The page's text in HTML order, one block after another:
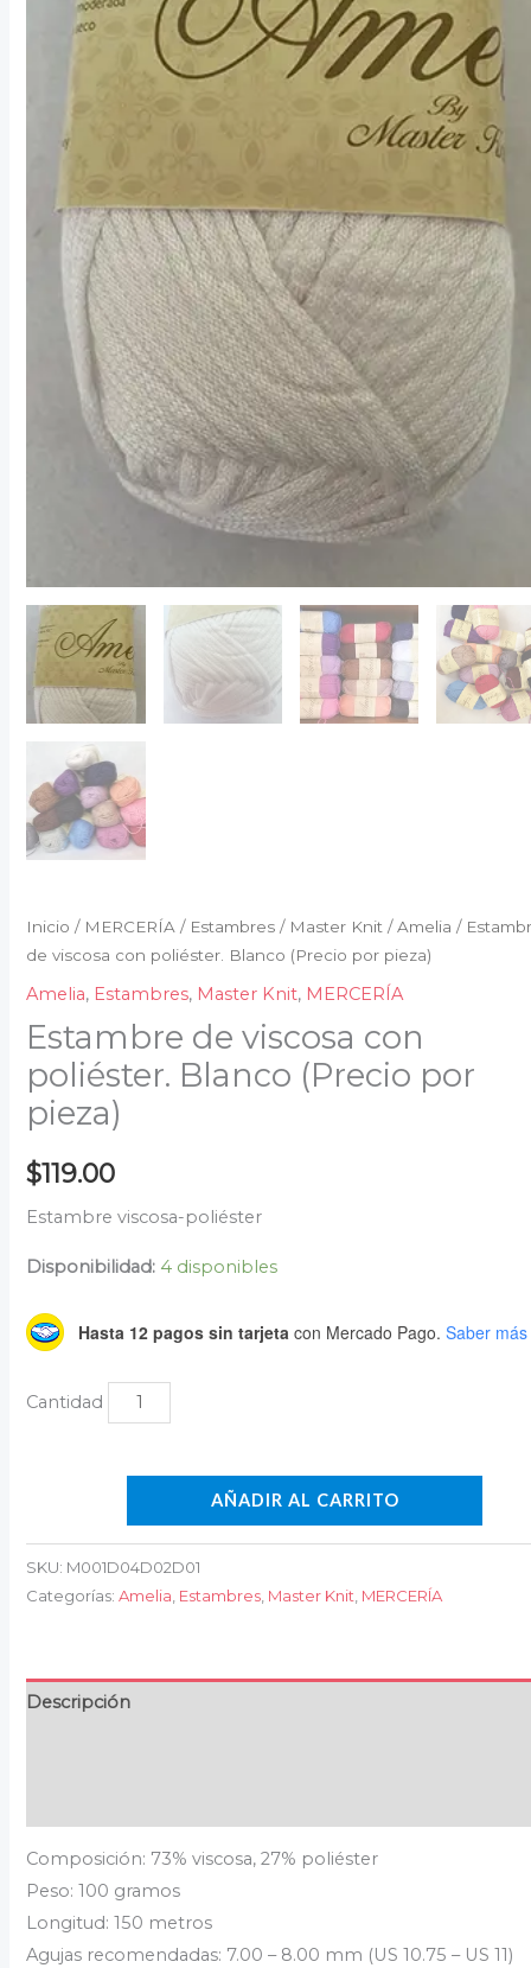
Inicio / MERCERÍA / Estambres / Master Knit /Amelia /
de viscosa con poliéster. Blanco (Precio por pieza)
Amelia, Estambres, Master Knit, MERCERÍA
Estambre de viscosa con
poliéster. Blanco (Precio por
pieza)
$119.00
Estambre viscosa-poliéster
Disponibilidad: 4 disponibles
Hasta 12 pagos sin tarjeta con Mercado Pago. Saber más
AÑADIR AL CARRITO
SKU: M001D04D02D01
Categorías:Amelia Estambres Master Knit MERCERÍA
Descripción
Composición: 73% viscosa, 27% poliéster
Peso: 100 gramos
Longitud: 150 metros
Agujas recomendadas: 7.00 – 8.00 mm (US 10.75 – US 11)